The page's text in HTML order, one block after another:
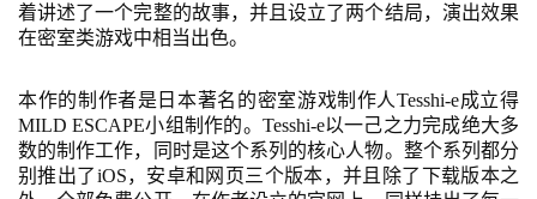
7
月
3
着讲述了一个完整的故事，并且设立了两个结局，演出效果
在密室类游戏中相当出色。
本作的制作者是日本著名的密室游戏制作人Tesshi-e成立得
MILD ESCAPE小组制作的。Tesshi-e以一己之力完成绝大多
数的制作工作，同时是这个系列的核心人物。整个系列都分
别推出了iOS，安卓和网页三个版本，并且除了下载版本之